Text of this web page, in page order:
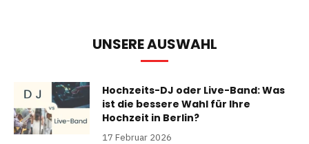
UNSERE AUSWAHL
Hochzeits-DJ oder Live-Band: Was
ist die bessere Wahl für Ihre
Hochzeit in Berlin?
17 Februar 2026